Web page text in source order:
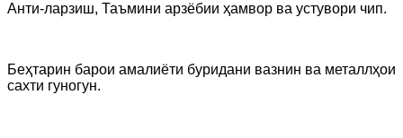
Анти-ларзиш, Таъмини арзёбии ҳамвор ва устувори чип.
Беҳтарин барои амалиёти буридани вазнин ва металлҳои
сахти гуногун.